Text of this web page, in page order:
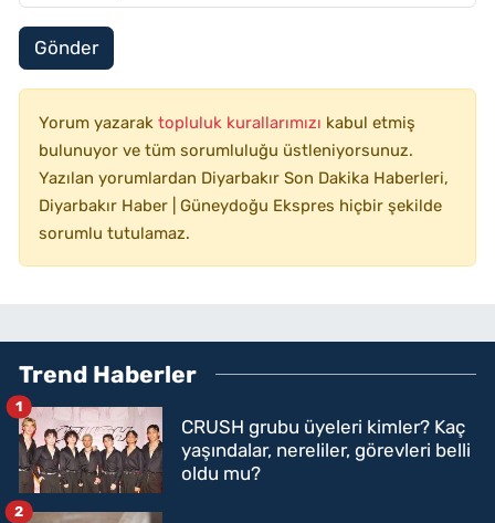
Gönder
Yorum yazarak topluluk kurallarımızı kabul etmiş
bulunuyor ve tüm sorumluluğu üstleniyorsunuz.
Yazılan yorumlardan Diyarbakır Son Dakika Haberleri,
Diyarbakır Haber | Güneydoğu Ekspres hiçbir şekilde
sorumlu tutulamaz.
Trend Haberler
CRUSH grubu üyeleri kimler? Kaç
yaşındalar, nereliler, görevleri belli
oldu mu?
1
2